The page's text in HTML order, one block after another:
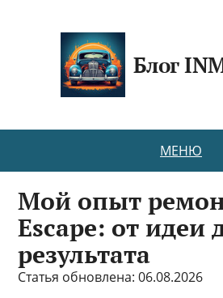
Блог
МЕНЮ
Мой опыт
Escape: от идеи
результата
Статья обновлена: 06.08.2026